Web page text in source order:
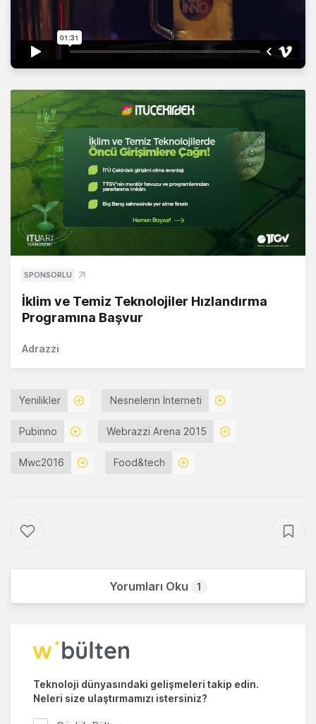
SPONSORLU
İklim ve Temiz Teknolojiler Hızlandırma
Programına Başvur
Adrazzi
Yenilikler Nesnelerin İnterneti
Pubinno Webrazzi Arena 2015
Mwc2016 Food&tech
Yorumları Oku 1
Teknoloji dünyasındaki gelişmeleri takip edin.
Neleri size ulaştırmamızı istersiniz?